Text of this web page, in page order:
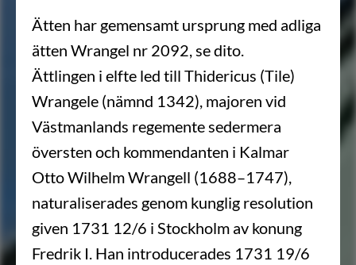
Ätten har gemensamt ursprung med adliga
ätten Wrangel nr 2092, se dito.
Ättlingen i elfte led till Thidericus (Tile)
Wrangele (nämnd 1342), majoren vid
Västmanlands regemente sedermera
översten och kommendanten i Kalmar
Otto Wilhelm Wrangell (1688–1747),
naturaliserades genom kunglig resolution
given 1731 12/6 i Stockholm av konung
Fredrik I. Han introducerades 1731 19/6